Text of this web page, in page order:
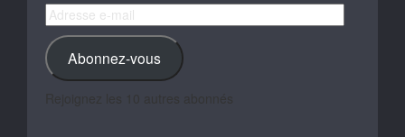
Adresse
e-
mail
Abonnez-vous